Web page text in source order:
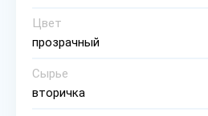
Цвет
прозрачный
Сырье
вторичка